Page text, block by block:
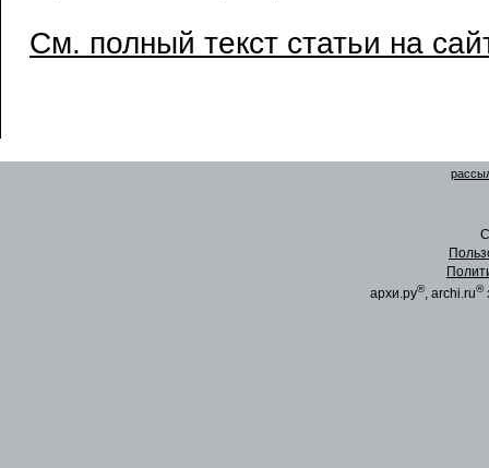
См. полный текст статьи на
архи.ру®, archi.ru®